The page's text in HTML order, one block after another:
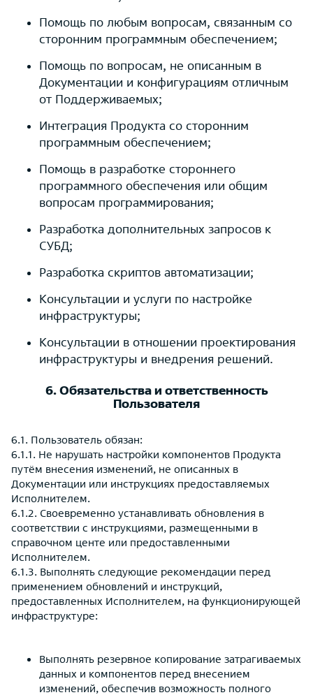
Помощь по любым вопросам, связанным со
сторонним программным обеспечением;
Помощь по вопросам, не описанным в
Документации и конфигурациям отличным
от Поддерживаемых;
Интеграция Продукта со сторонним
программным обеспечением;
Помощь в разработке стороннего
программного обеспечения или общим
вопросам программирования;
Разработка дополнительных запросов к
СУБД;
Разработка скриптов автоматизации;
Консультации и услуги по настройке
инфраструктуры;
Консультации в отношении проектирования
инфраструктуры и внедрения решений.
6. Обязательства и ответственность
Пользователя
6.1. Пользователь обязан:
6.1.1. Не нарушать настройки компонентов Продукта
путём внесения изменений, не описанных в
Документации или инструкциях предоставляемых
Исполнителем.
6.1.2. Своевременно устанавливать обновления в
соответствии с инструкциями, размещенными в
справочном центе или предоставленными
Исполнителем.
6.1.3. Выполнять следующие рекомендации перед
применением обновлений и инструкций,
предоставленных Исполнителем, на функционирующей
инфраструктуре:
Выполнять резервное копирование затрагиваемых
данных и компонентов перед внесением
изменений, обеспечив возможность полного